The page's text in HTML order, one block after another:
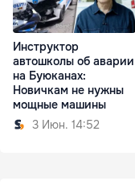
Инструктор
автошколы об аварии
на Буюканах:
Новичкам не нужны
мощные машины
3 Июн. 14:52